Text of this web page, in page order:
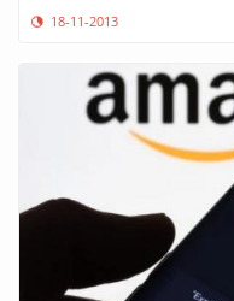
18-11-2013